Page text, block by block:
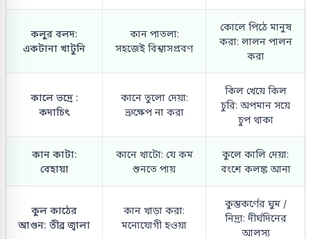
কলুর বলদ:
একটানা খাটুনি
কান পাতলা:
সহজেই বিশ্বাসপ্রবণ
কোলে পিঠে মানুষ
করা: লালন পালন
করা
কালে ভদ্রে :
কদাচিৎ
কানে তুলো দেয়া:
ভ্রুক্ষেপ না করা
কিল খেয়ে কিল
চুরি: অপমান সয়ে
চুপ থাকা
কান কাটা:
বেহায়া
কানে খাটো: যে কম
শুনতে পায়
কুলে কালি দেয়া:
বংশে কলঙ্ক আনা
কুল কাঠের
আগুন: তীব্র জ্বালা
কান খাড়া করা:
মনোযোগী হওয়া
কুম্ভকর্ণের ঘুম /
নিদ্রা: দীর্ঘদিনের
আলস্য